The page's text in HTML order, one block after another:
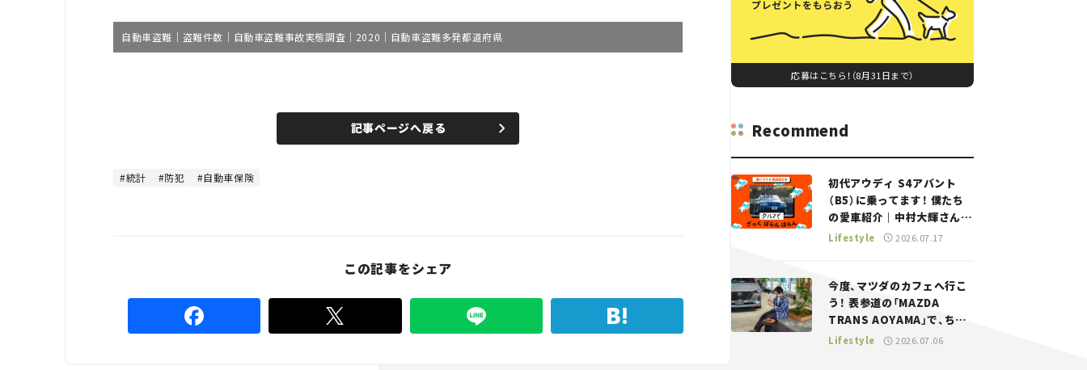
自動車盗難｜盗難件数｜自動車盗難事故実態調査｜2020｜自動車盗難多発都道府県
記事ページへ戻る
統計 防犯 自動車保険
この記事をシェア
応募はこちら！（8月31日まで）
Recommend
初代アウディ S4アバント
（B5）に乗ってます！ 僕たち
の愛車紹介｜中村大輝さん
——瀬イオナと嶋田智之の
Lifestyle 2026.07.17
今度、マツダのカフェへ行こ
う！ 表参道の「MAZDA
TRANS AOYAMA」で、ちょ
っとひと息。——連載｜CCG
Lifestyle 2026.07.06